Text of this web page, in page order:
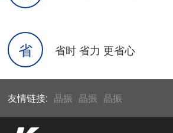
省 省时 省力 更省心
友情链接: 晶振 晶振 晶振